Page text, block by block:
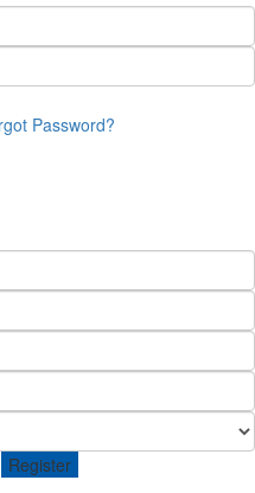
Password?
Register